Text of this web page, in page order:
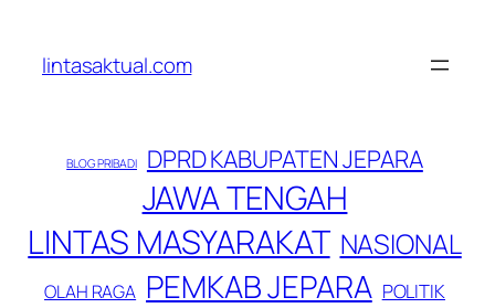
konten
lintasaktual.com
BLOG PRIBADI DPRD KABUPATEN JEPARA
JAWA TENGAH
LINTAS MASYARAKAT NASIONAL
OLAH RAGA PEMKAB JEPARA POLITIK